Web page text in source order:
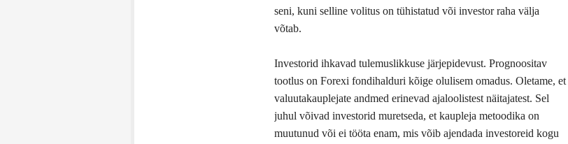
seni, kuni selline volitus on tühistatud või investor raha välja
võtab.
Investorid ihkavad tulemuslikkuse järjepidevust. Prognoositav
tootlus on Forexi fondihalduri kõige olulisem omadus. Oletame, et
valuutakauplejate andmed erinevad ajaloolistest näitajatest. Sel
juhul võivad investorid muretseda, et kaupleja metoodika on
muutunud või ei tööta enam, mis võib ajendada investoreid kogu